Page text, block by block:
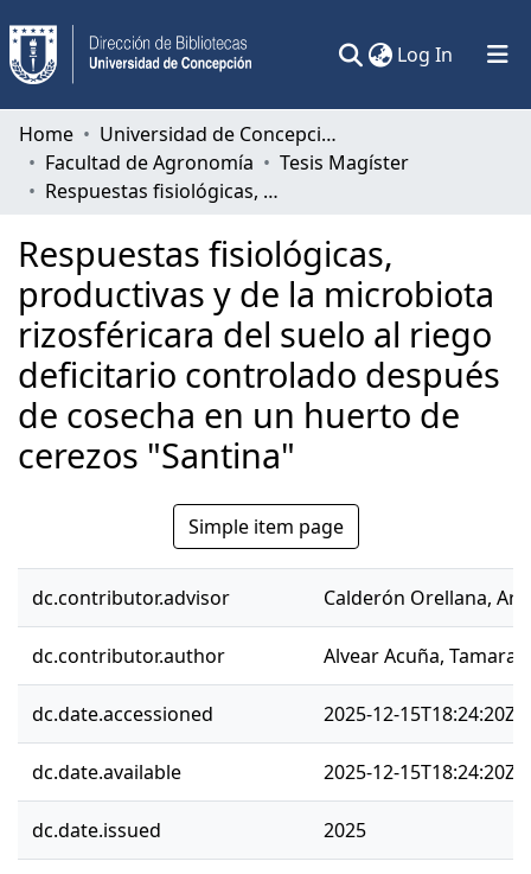
Log In (current)
Communities & Collections
All of DSpace
Home
Universidad de Concepción
Facultad de Agronomía
Tesis Magíster
Respuestas fisiológicas, productivas y de la microbiota rizosféricara del suelo al riego deficitario controlado después de cosecha en un huerto de cerezos "Santina"
Respuestas fisiológicas,
productivas y de la microbiota
rizosféricara del suelo al riego
deficitario controlado después
de cosecha en un huerto de
cerezos "Santina"
Simple item page
dc.contributor.advisor Calderón Orellana,
dc.contributor.author Alvear Acuña, Tamara
dc.date.accessioned 2025-12-15T18:24:20Z
dc.date.available 2025-12-15T18:24:20Z
dc.date.issued 2025